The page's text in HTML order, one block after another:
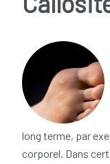
long terme, par
corporel. Dans